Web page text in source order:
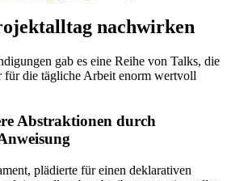
nachwirken
gab es eine Reihe von Talks, die
für die tägliche Arbeit enorm wertvoll
Abstraktionen durch
plädierte für einen deklarativen